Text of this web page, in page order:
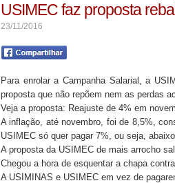
USIMEC faz proposta
23/11/2016
Para enrolar a Campanha Salarial, a
proposta que não repõem nem as perdas
Veja a proposta: Reajuste de 4% em
A inflação, até novembro, foi de 8,5%,
USIMEC só quer pagar 7%, ou seja,
A proposta da USIMEC de mais arrocho
Chegou a hora de esquentar a chapa
A USIMINAS e USIMEC em vez de